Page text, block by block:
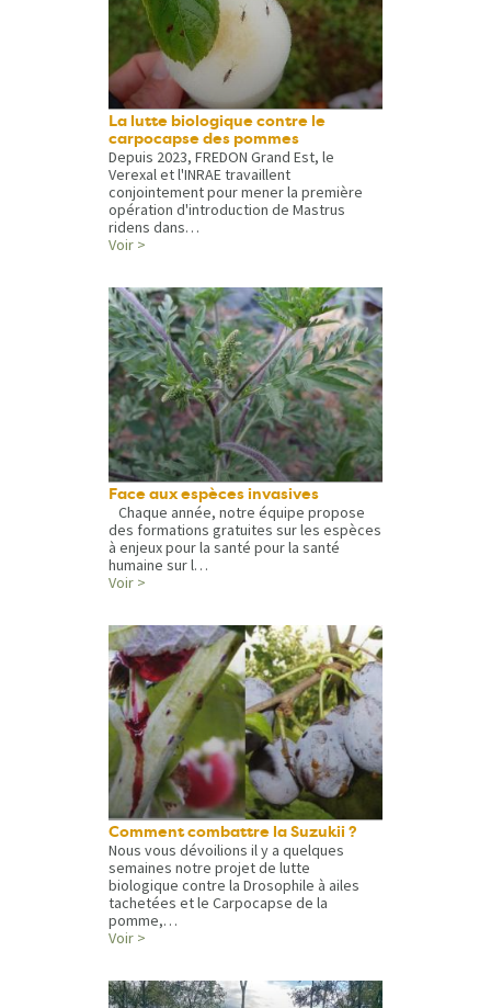
La lutte biologique contre le
carpocapse des pommes
Depuis 2023, FREDON Grand Est, le
Verexal et l'INRAE travaillent
conjointement pour mener la première
opération d'introduction de Mastrus
ridens dans…
Voir >
Face aux espèces invasives
Chaque année, notre équipe propose
des formations gratuites sur les espèces
à enjeux pour la santé pour la santé
humaine sur l…
Voir >
Comment combattre la Suzukii ?
Nous vous dévoilions il y a quelques
semaines notre projet de lutte
biologique contre la Drosophile à ailes
tachetées et le Carpocapse de la
pomme,…
Voir >